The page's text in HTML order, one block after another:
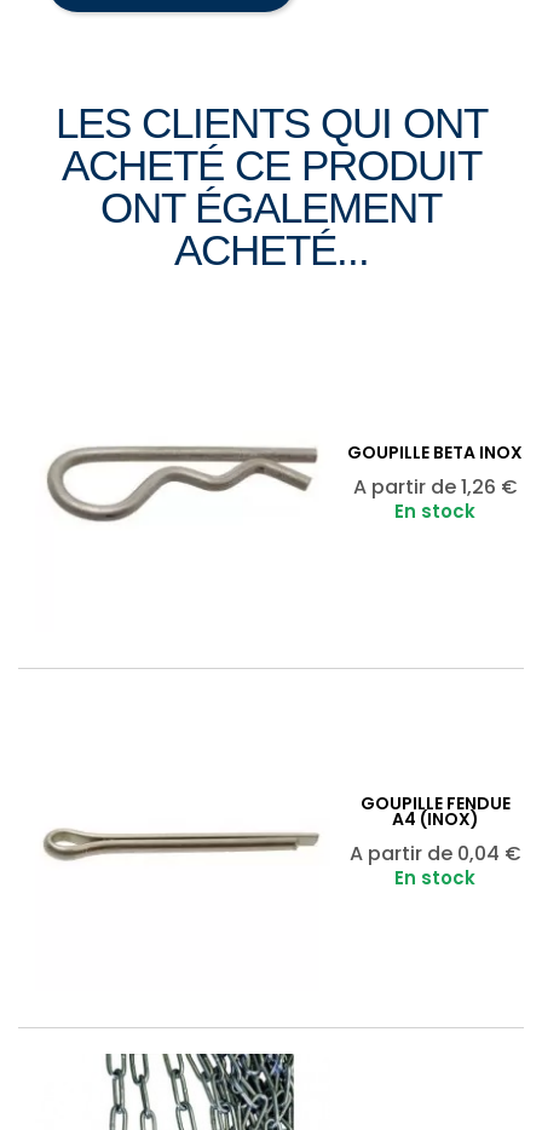
LES CLIENTS QUI ONT
ACHETÉ CE PRODUIT
ONT ÉGALEMENT
ACHETÉ...
GOUPILLE BETA INOX
A partir dePrix
1,26 €
En stock
GOUPILLE FENDUE
A4 (INOX)
A partir de Prix
0,04 €
En stock